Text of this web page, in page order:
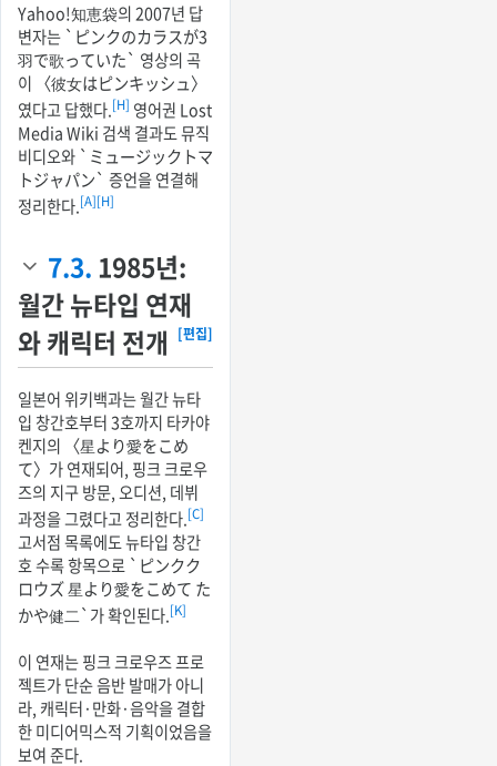
Yahoo!知恵袋의 2007년 답
변자는 `ピンクのカラスが3
羽で歌っていた` 영상의 곡
이 〈彼女はピンキッシュ〉
였다고 답했다.[H] 영어권 Lost
Media Wiki 검색 결과도 뮤직
비디오와 `ミュージックトマ
トジャパン` 증언을 연결해
정리한다.[A][H]
7.3. 1985년:
월간 뉴타입 연재
와 캐릭터 전개
[편집]
일본어 위키백과는 월간 뉴타
입 창간호부터 3호까지 타카야
켄지의 〈星より愛をこめ
て〉가 연재되어, 핑크 크로우
즈의 지구 방문, 오디션, 데뷔
과정을 그렸다고 정리한다.[C]
고서점 목록에도 뉴타입 창간
호 수록 항목으로 `ピンクク
ロウズ 星より愛をこめて た
かや健二`가 확인된다.[K]
이 연재는 핑크 크로우즈 프로
젝트가 단순 음반 발매가 아니
라, 캐릭터·만화·음악을 결합
한 미디어믹스적 기획이었음을
보여 준다.